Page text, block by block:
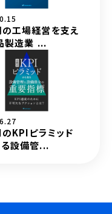
工場経営を支え
製造業 ...
KPIピラミッド
設備管...